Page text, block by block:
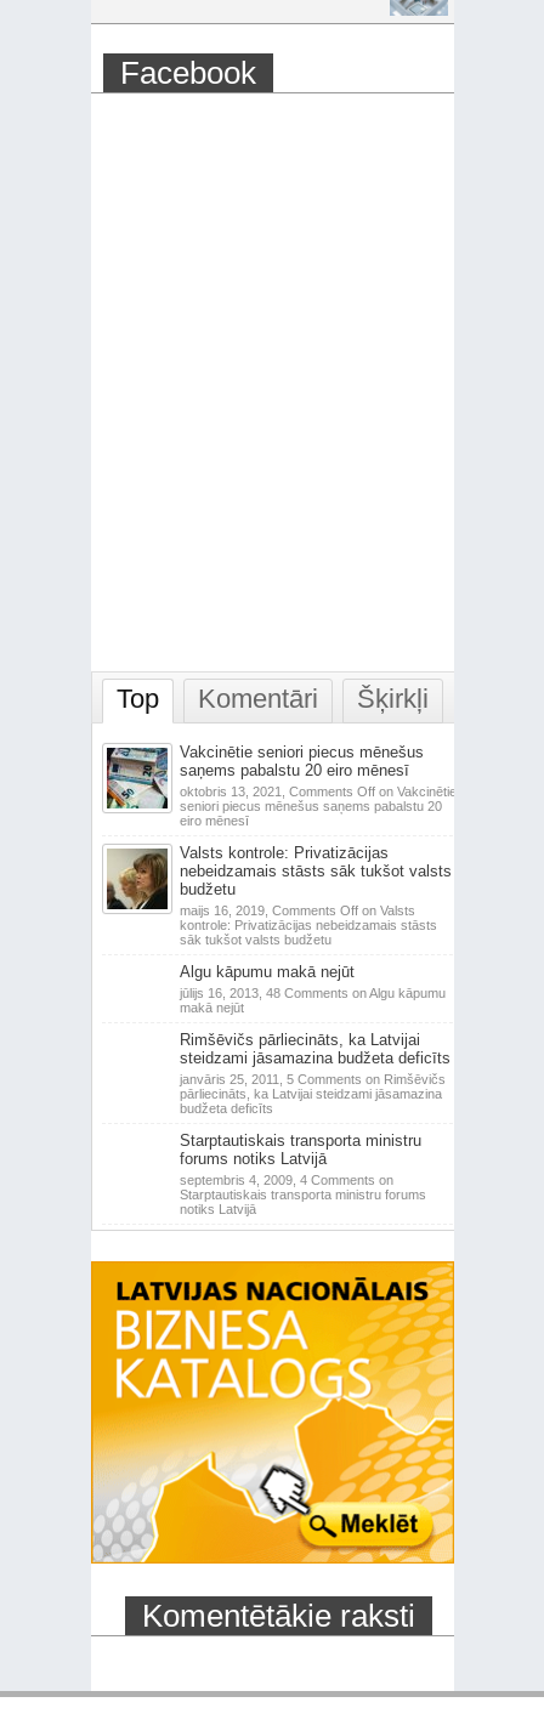
Facebook
Top Komentāri Šķirkļi
Vakcinētie seniori piecus mēnešus
saņems pabalstu 20 eiro mēnesī
oktobris 13, 2021, Comments Offon Vakcinētie
seniori piecus mēnešus saņems pabalstu 20
eiro mēnesī
Valsts kontrole: Privatizācijas
nebeidzamais stāsts sāk tukšot valsts
budžetu
maijs 16, 2019, Comments Offon Valsts
kontrole: Privatizācijas nebeidzamais stāsts
sāk tukšot valsts budžetu
Algu kāpumu makā nejūt
jūlijs 16, 2013, 48 Comments on Algu kāpumu
makā nejūt
Rimšēvičs pārliecināts, ka Latvijai
steidzami jāsamazina budžeta deficīts
janvāris 25, 2011, 5 Comments on Rimšēvičs
pārliecināts, ka Latvijai steidzami jāsamazina
budžeta deficīts
Starptautiskais transporta ministru
forums notiks Latvijā
septembris 4, 2009, 4 Comments on
Starptautiskais transporta ministru forums
notiks Latvijā
Komentētākie raksti